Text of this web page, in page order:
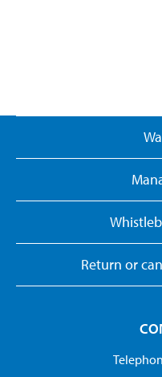
Return or